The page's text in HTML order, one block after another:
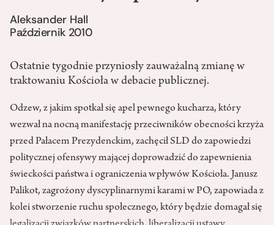
Aleksander Hall
Październik 2010
Ostatnie tygodnie przyniosły zauważalną zmianę w
traktowaniu Kościoła w debacie publicznej.
Odzew, z jakim spotkał się apel pewnego kucharza, który
wezwał na nocną manifestację przeciwników obecności krzyża
przed Pałacem Prezydenckim, zachęcił SLD do zapowiedzi
politycznej ofensywy mającej doprowadzić do zapewnienia
świeckości państwa i ograniczenia wpływów Kościoła. Janusz
Palikot, zagrożony dyscyplinarnymi karami w PO, zapowiada z
kolei stworzenie ruchu społecznego, który będzie domagał się